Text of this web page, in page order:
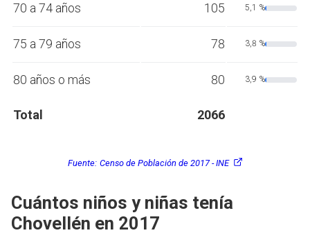
70 a 74 años 105 5,1 %
75 a 79 años 78 3,8 %
80 años o más 80 3,9 %
Total 2066
Fuente: Censo de Población de 2017 - INE
Cuántos niños y niñas tenía
Chovellén en 2017